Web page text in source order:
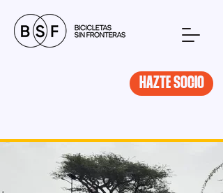
HAZTE SOCIO